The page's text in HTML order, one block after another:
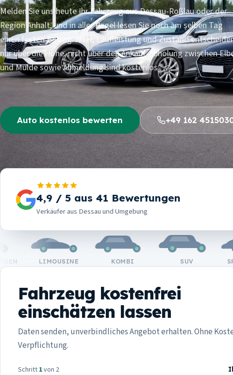
Melden Sie uns heute Ihr Fahrzeug aus Dessau-Roßlau oder der
Region Anhalt, und in aller Regel lesen Sie noch am selben Tag
einen festen Betrag. Alter, Laufleistung und Zustand
nur über die Höhe, nicht über den Ankauf. Abholung zwischen
und Mulde sowie Abmeldung sind kostenlos.
Auto kostenlos bewerten +49 162
12Jahre
Erfahrung im Fahrzeugankauf bis zu Ihrem Angebot
4,9 / 5 aus 41 Bewertungen
Verkäufer aus Dessau und Umgebung
LIMOUSINE KOMBI SUV
Fahrzeug kostenfrei
einschätzen lassen
Daten senden, unverbindliches Angebot erhalten. Ohne
Verpflichtung.
Schritt 1von 2